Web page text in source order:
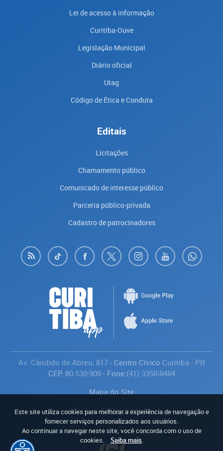
Lei de acesso à informação
Curitiba-Ouve
Legislação Municipal
Diário oficial
Utag
Código de Ética e Conduta
Editais
Licitações
Chamamento público
Comunicado de interesse público
Parceria público-privada
Cadastro de patrocinadores
Av. Cândido de Abreu, 817- Centro Cívico Curitiba- PR
CEP: 80.530-908- Fone:(41) 3350-8484
Mapa do Site
Política de Privacidade
Avaliar
Este site utiliza cookies para melhorar a experiência de navegação e
fornecer serviços personalizados aos usuários.
Ao continuar a navegar neste site, você concorda com o uso de
cookies.
Saiba mais.